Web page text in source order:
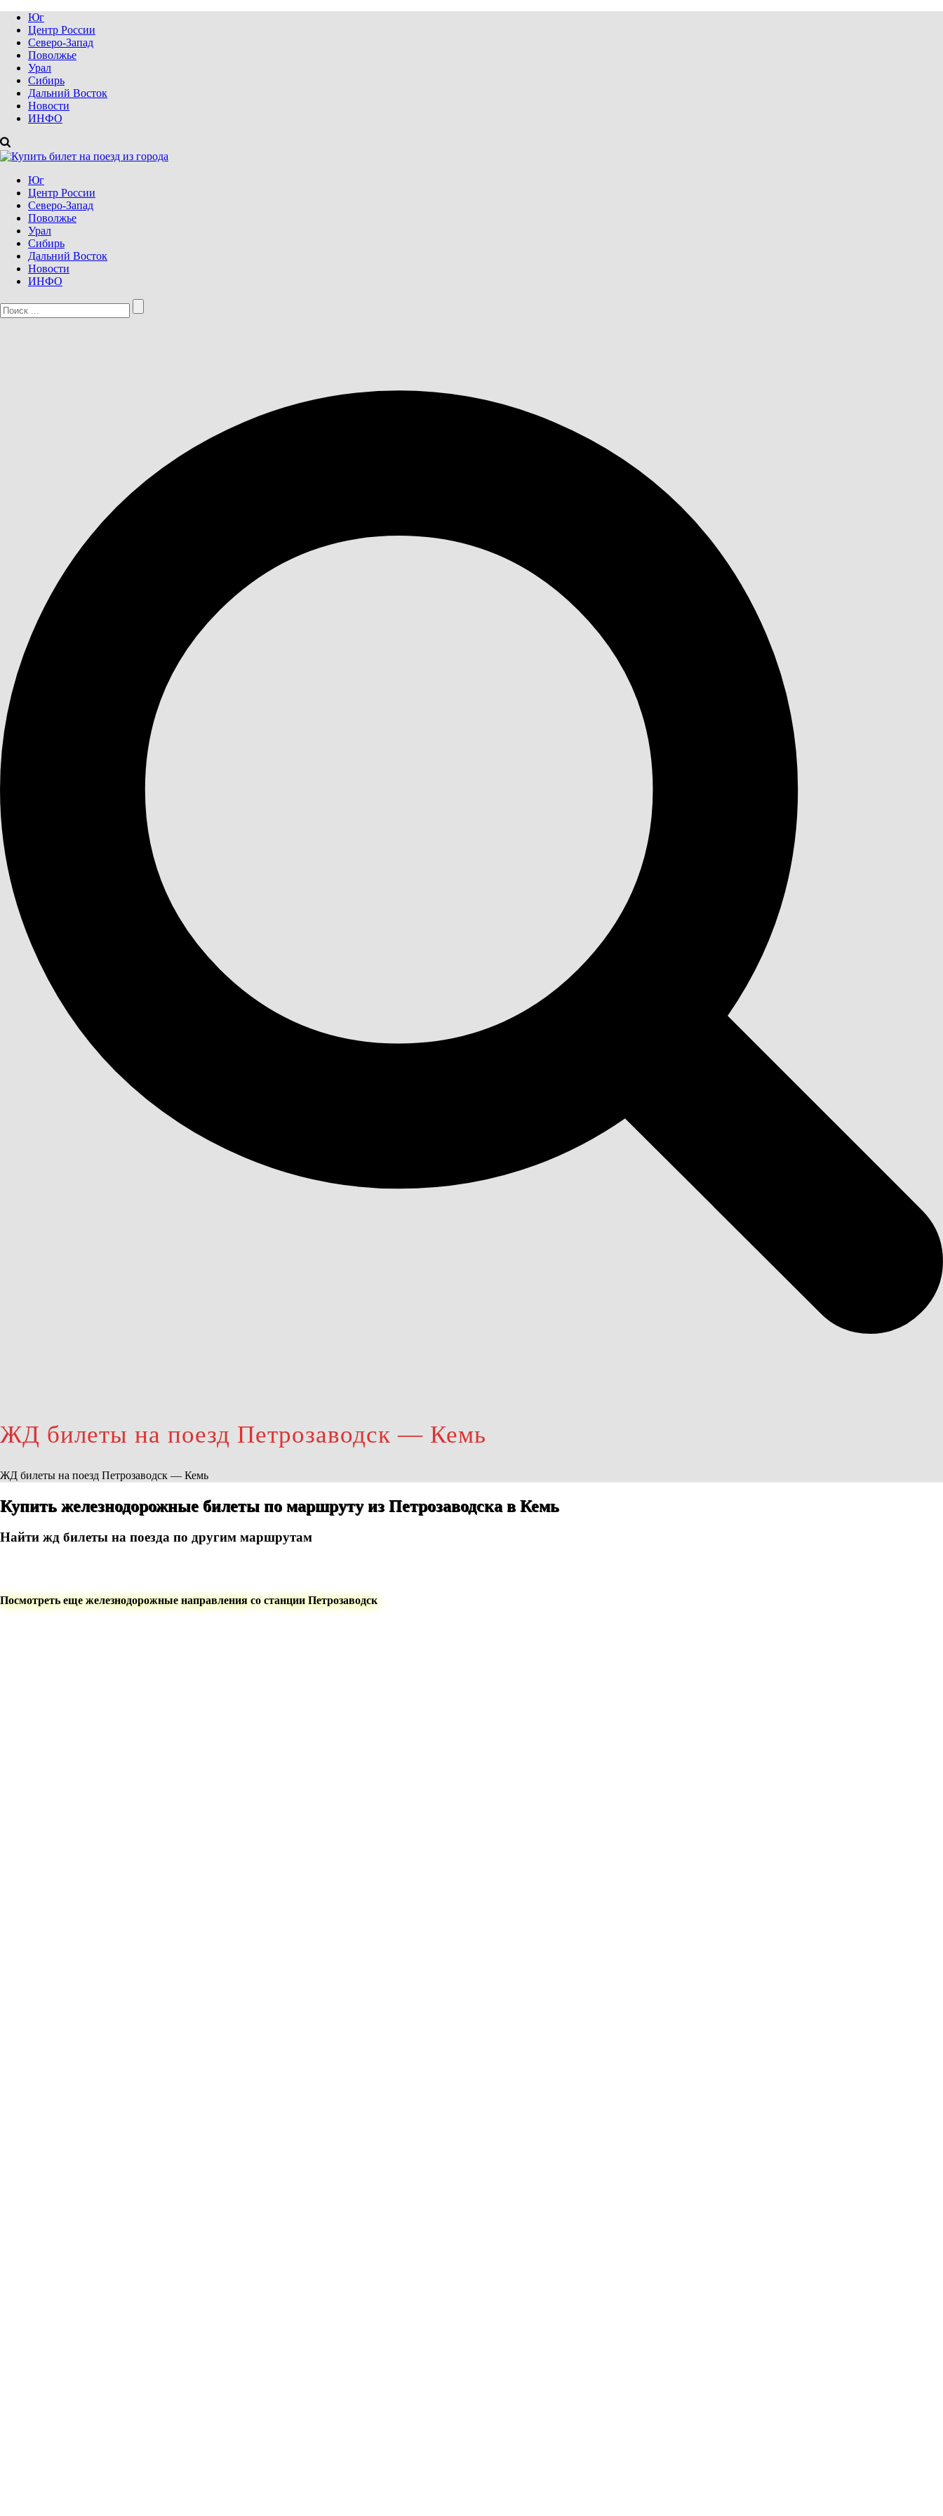
Юг
Центр России
Северо-Запад
Поволжье
Урал
Сибирь
Дальний Восток
Новости
ИНФО
Юг
Центр России
Северо-Запад
Поволжье
Урал
Сибирь
Дальний Восток
Новости
ИНФО
ЖД билеты на поезд Петрозаводск — Кемь
ЖД билеты на поезд Петрозаводск — Кемь
Купить железнодорожные билеты по маршруту из Петрозаводска в Кемь
Найти жд билеты на поезда по другим маршрутам
Посмотреть еще железнодорожные направления со станции Петрозаводск